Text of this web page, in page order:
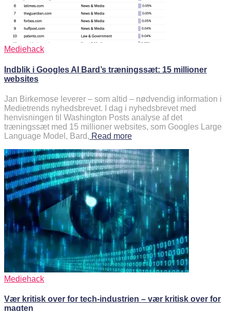
Mediehack
Indblik i Googles AI Bard’s træningssæt: 15 millioner
websites
Jan Birkemose leverer – som altid – nødvendig information i
Medietrends nyhedsbrevet. I dag i nyhedsbrevet med
henvisningen til Washington Posts analyse af det
træningssæt med 15 millioner websites, som Googles Large
Language Model, Bard, Read more
Mediehack
Vær kritisk over for tech-industrien – vær kritisk over for
magten